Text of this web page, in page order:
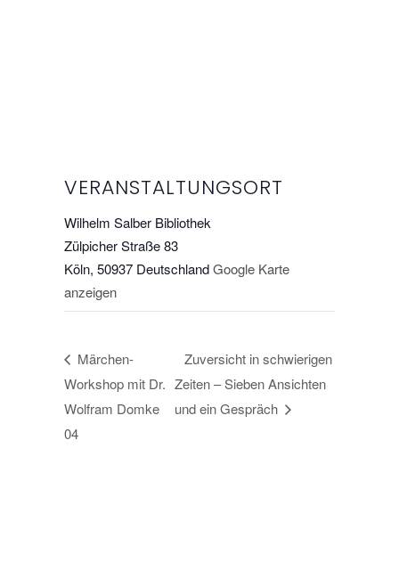
VERANSTALTUNGSORT
Wilhelm Salber Bibliothek
Zülpicher Straße 83
Köln, 50937 DeutschlandGoogle Karte
anzeigen
Märchen-
Workshop mit Dr.
Wolfram Domke
04
Zuversicht in schwierigen
Zeiten – Sieben Ansichten
und ein Gespräch